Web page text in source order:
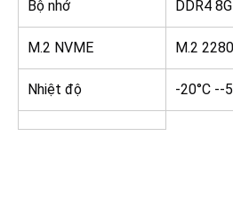
Bộ nhớ DDR4
M.2 NVME M.2
Nhiệt độ -20°C --